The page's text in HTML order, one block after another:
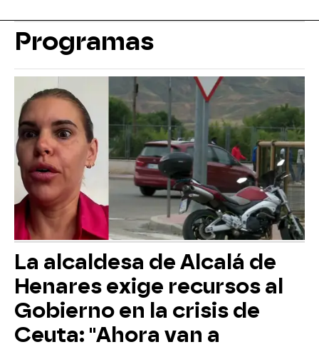
Programas
La alcaldesa de Alcalá de
Henares exige recursos al
Gobierno en la crisis de
Ceuta: "Ahora van a